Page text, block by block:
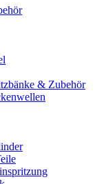
& Zubehör